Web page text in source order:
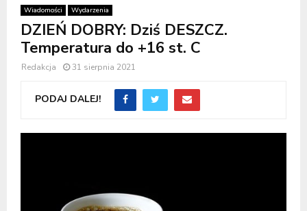
Wiadomości Wydarzenia
DZIEŃ DOBRY: Dziś DESZCZ.
Temperatura do +16 st. C
Redakcja 31 sierpnia 2021
PODAJ DALEJ!